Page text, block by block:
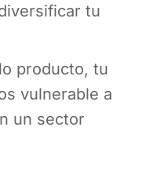
tu
producto, tu
vulnerable a
un sector